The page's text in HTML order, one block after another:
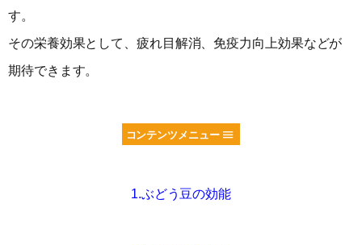
す。
その栄養効果として、疲れ目解消、免疫力向上効果などが
期待できます。
コンテンツメニュー
1.ぶどう豆の効能